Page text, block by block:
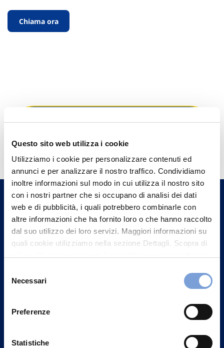
Questo sito web utilizza i cookie
Utilizziamo i cookie per personalizzare contenuti ed
annunci e per analizzare il nostro traffico. Condividiamo
inoltre informazioni sul modo in cui utilizza il nostro sito
con i nostri partner che si occupano di analisi dei dati
web e di pubblicità, i quali potrebbero combinarle con
altre informazioni che ha fornito loro o che hanno raccolto
dal suo utilizzo dei loro servizi. Maggiori informazioni su
quali cookie utilizziamo nella sezione Dettagli. Scopra di
può trovare nel footer del sito nella sezione "Informativa
delNecessari
Preferenze
Statistiche
Chiama ora
Hai bisogno di
informazioni?
Trova l'Agenzia più vicina a te e parla con
un nostro Agente.
Contattaci